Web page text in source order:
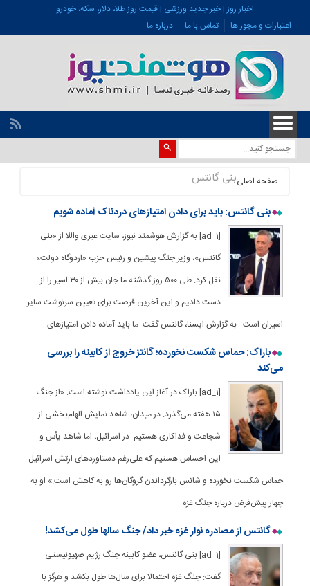
اخبار روز | خبر جدید ورزشی | قیمت روز طلا، دلار، سکه، خودرو
اعتبارات و مجوز ها
تماس با ما درباره ما
صفحه اصلیبنی گانتس
بنی گانتس: باید برای دادن امتیازهای دردناک آماده شویم
[ad_1] به گزارش هوشمند نیوز، سایت عبری واللا از «بنی
گانتس»، وزیر جنگ پیشین و رئیس حزب «اردوگاه دولت»
نقل کرد: طی ۵۰۰ روز گذشته ما جان بیش از ۳۰ اسیر را از
دست دادیم و این آخرین فرصت برای تعیین سرنوشت سایر
اسیران است. به گزارش ایسنا، گانتس گفت: ما باید آماده دادن امتیازهای
باراک: حماس شکست نخورده؛ گانتز خروج از کابینه را بررسی
می‌کند
[ad_1] باراک در آغاز این یادداشت نوشته است: «از جنگ
۱۵ هفته می‌گذرد. در میدان، شاهد نمایش الهام‌بخشی از
شجاعت و فداکاری هستیم. در اسرائیل، اما شاهد یأس و
این احساس هستیم که علی‌رغم دستاوردهای ارتش اسرائیل
حماس شکست نخورده و شانس بازگرداندن گروگان‌ها رو به کاهش است.» او به
چهار پیش‌فرض درباره جنگ غزه
گانتس از مصادره نوار غزه خبر داد/ جنگ سالها طول می‌کشد!
[ad_1] بنی گانتس، عضو کابینه جنگ رژیم صهیونیستی
گفت: جنگ غزه احتمالا برای سال‌ها طول بکشد و هرگز با